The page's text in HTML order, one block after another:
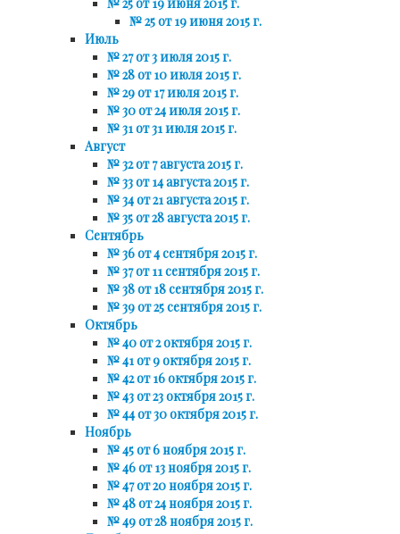
№ 25 от 19 июня 2015 г.
Июль
№ 27 от 3 июля 2015 г.
№ 28 от 10 июля 2015 г.
№ 29 от 17 июля 2015 г.
№ 30 от 24 июля 2015 г.
№ 31 от 31 июля 2015 г.
Август
№ 32 от 7 августа 2015 г.
№ 33 от 14 августа 2015 г.
№ 34 от 21 августа 2015 г.
№ 35 от 28 августа 2015 г.
Сентябрь
№ 36 от 4 сентября 2015 г.
№ 37 от 11 сентября 2015 г.
№ 38 от 18 сентября 2015 г.
№ 39 от 25 сентября 2015 г.
Октябрь
№ 40 от 2 октября 2015 г.
№ 41 от 9 октября 2015 г.
№ 42 от 16 октября 2015 г.
№ 43 от 23 октября 2015 г.
№ 44 от 30 октября 2015 г.
Ноябрь
№ 45 от 6 ноября 2015 г.
№ 46 от 13 ноября 2015 г.
№ 47 от 20 ноября 2015 г.
№ 48 от 24 ноября 2015 г.
№ 49 от 28 ноября 2015 г.